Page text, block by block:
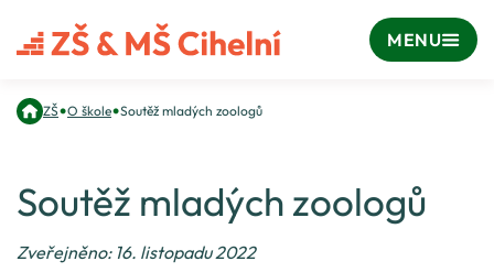
MENU
ZŠ•O škole•Soutěž mladých zoologů
Soutěž mladých zoologů
Zveřejněno: 16. listopadu 2022